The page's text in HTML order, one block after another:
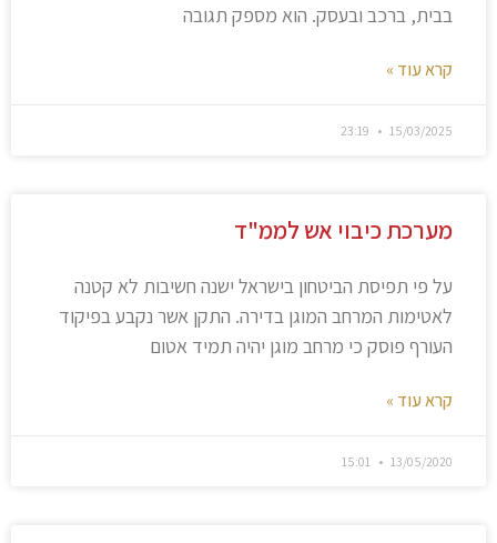
בבית, ברכב ובעסק. הוא מספק תגובה
קרא עוד »
15/03/2025
מערכת כיבוי אש לממ"ד
על פי תפיסת הביטחון בישראל ישנה חשיבות לא קטנה
לאטימות המרחב המוגן בדירה. התקן אשר נקבע בפיקוד
העורף פוסק כי מרחב מוגן יהיה תמיד אטום
קרא עוד »
13/05/2020